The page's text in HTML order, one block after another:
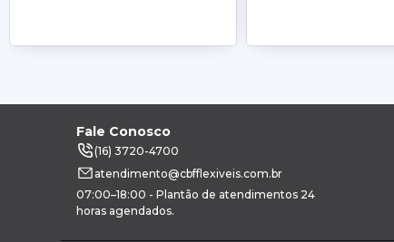
Fale Conosco
(16) 3720-4700
atendimento@cbfflexiveis.com.br
07:00–18:00 - Plantão de atendimentos 24
horas agendados.